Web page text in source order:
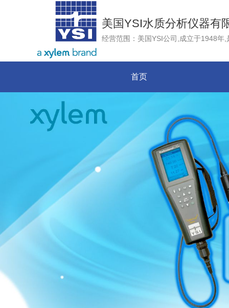
美国YSI水质分析仪器有
首页